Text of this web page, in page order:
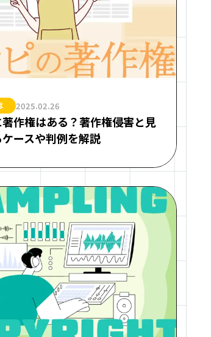
2025.02.26
著作権はある？著作権侵害と見
ースや判例を解説